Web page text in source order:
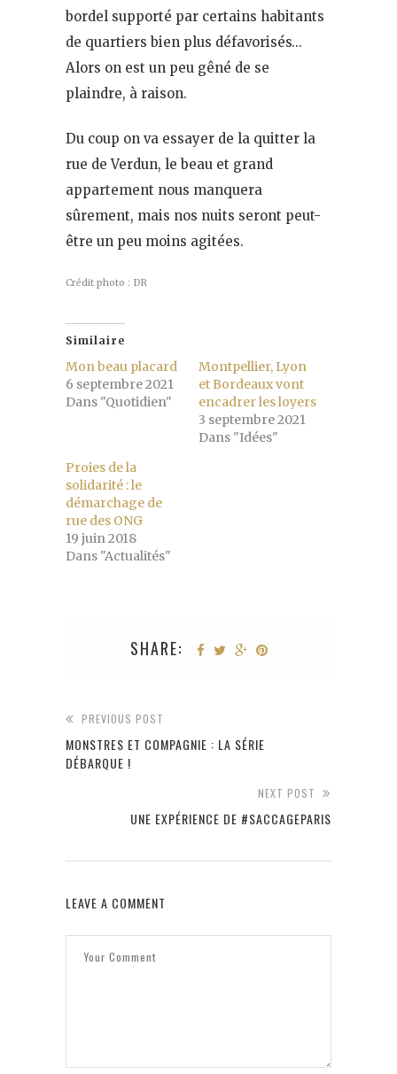
bordel supporté par certains habitants
de quartiers bien plus défavorisés…
Alors on est un peu gêné de se
plaindre, à raison.
Du coup on va essayer de la quitter la
rue de Verdun, le beau et grand
appartement nous manquera
sûrement, mais nos nuits seront peut-
être un peu moins agitées.
Crédit photo : DR
Similaire
Mon beau placard
6 septembre 2021
Dans "Quotidien"
Montpellier, Lyon
et Bordeaux vont
encadrer les loyers
3 septembre 2021
Dans "Idées"
Proies de la
solidarité : le
démarchage de
rue des ONG
19 juin 2018
Dans "Actualités"
SHARE:
PREVIOUS POST
MONSTRES ET COMPAGNIE : LA SÉRIE
DÉBARQUE !
NEXT POST
UNE EXPÉRIENCE DE #SACCAGEPARIS
LEAVE A COMMENT